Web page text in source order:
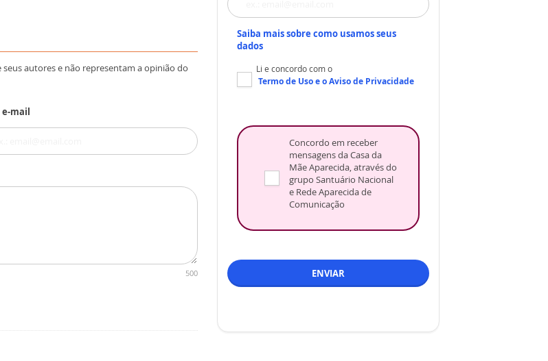
autores e não representam a opinião do
e-mail
500
Saiba mais sobre como usamos seus
dados
Li e concordo com o
Termo de Usoe oAviso de Privacidade
Concordo em receber
mensagens da Casa da
Mãe Aparecida, através do
grupo Santuário Nacional
e Rede Aparecida de
Comunicação
ENVIAR